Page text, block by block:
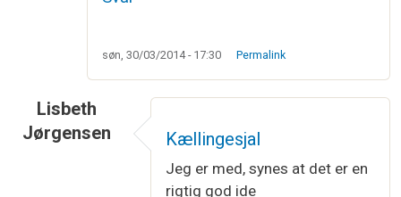
søn, 30/03/2014 - 17:30 Permalink
Lisbeth
Jørgensen
Kællingesjal
Jeg er med, synes at det er en
rigtig god ide